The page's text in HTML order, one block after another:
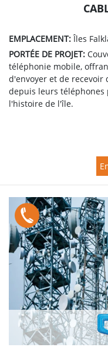
EMPLACEMENT: Îles
PORTÉE DE PROJET:
téléphonie mobile,
d'envoyer et de recevoir
depuis leurs
l'histoire de l'île.